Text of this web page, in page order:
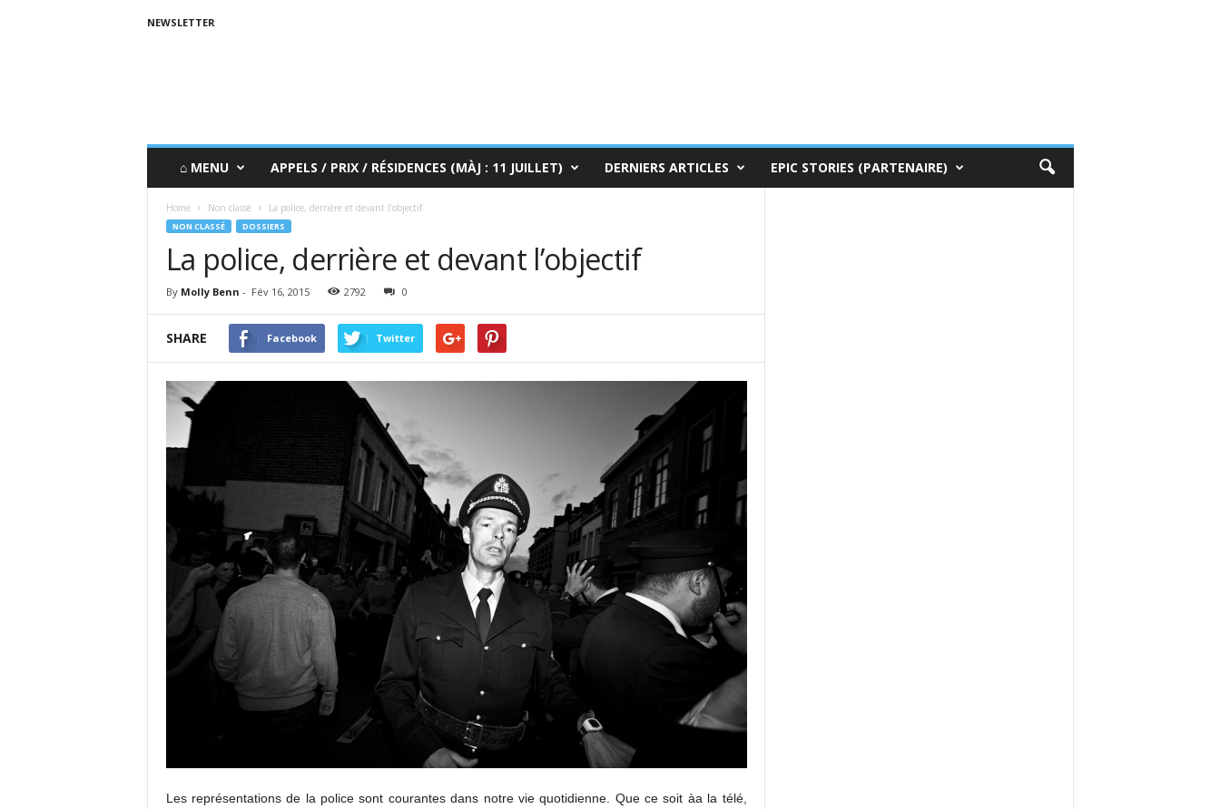
NEWSLETTER
⌂ MENU APPELS / PRIX / RÉSIDENCES (MÀJ : 11 JUILLET) DERNIERS ARTICLES EPIC STORIES (PARTENAIRE)
Home Non classé La police, derrière et devant l’objectif
NON CLASSÉ DOSSIERS
La police, derrière et devant l’objectif
By Molly Benn - Fév 16, 2015 2792 0
SHARE Facebook Twitter
Les représentations de la police sont courantes dans notre vie quotidienne. Que ce soit àa la télé,